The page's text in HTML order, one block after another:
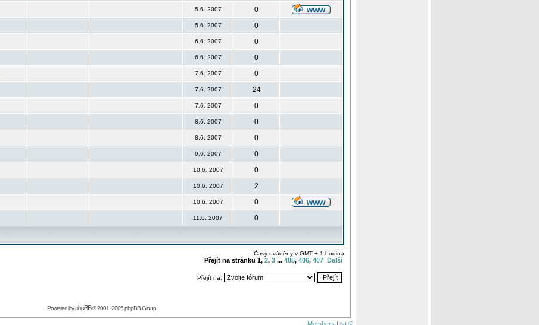
5.6. 2007
0
5.6. 2007
0
6.6. 2007
0
6.6. 2007
0
7.6. 2007
0
7.6. 2007
24
7.6. 2007
0
8.6. 2007
0
8.6. 2007
0
9.6. 2007
0
10.6. 2007
0
10.6. 2007
2
10.6. 2007
0
11.6. 2007 0
Časy uváděny v GMT + 1 hodina
Přejít na stránku 1, 2, 3 ... 405, 406, 407 Další
Přejít na:
Powered byphpBB© 2001, 2005 phpBB Group